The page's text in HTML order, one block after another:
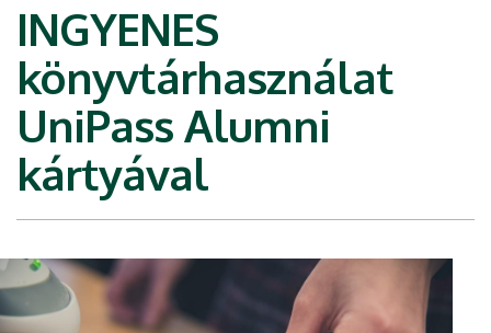
INGYENES
könyvtárhasználat
UniPass Alumni
kártyával